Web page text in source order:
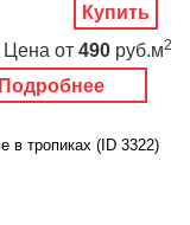
Подробнее
Цена от 490 руб.м2
Купить
в тропиках (ID 3322)